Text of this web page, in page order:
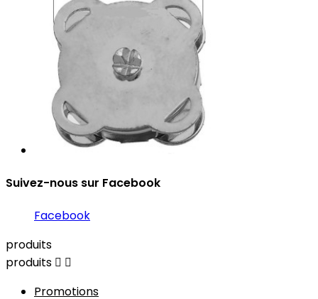
Suivez-nous sur Facebook
Facebook
produits
produits  
Promotions